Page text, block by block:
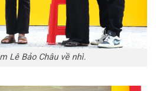
Lê Bảo Châu về nhì.